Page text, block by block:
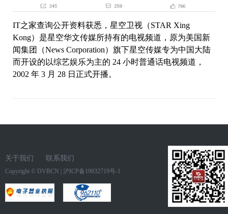
IT之家查询公开资料获悉，星空卫视（STAR Xing
Kong）是星空华文传媒所持有的电视频道，原为美国新
闻集团（News Corporation）旗下星空传媒专为中国大陆
而开设的以综艺娱乐为主的 24 小时普通话电视频道，
2002 年 3 月 28 日正式开播。
关于我们 联系我们
Copyright © DVBCN | 沪ICP备19032719号-1